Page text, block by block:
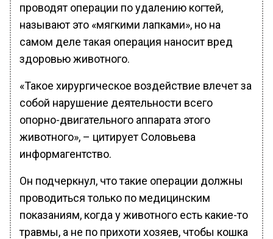
проводят операции по удалению когтей,
называют это «мягкими лапками», но на
самом деле такая операция наносит вред
здоровью животного.
«Такое хирургическое воздействие влечет за
собой нарушение деятельности всего
опорно-двигательного аппарата этого
животного», – цитирует Соловьева
информагентство.
Он подчеркнул, что такие операции должны
проводиться только по медицинским
показаниям, когда у животного есть какие-то
травмы, а не по прихоти хозяев, чтобы кошка